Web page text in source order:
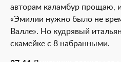
авторам каламбур прощаю,
«Эмилии нужно было не
Валле». Но кудрявый
скамейке с 8 набранными.